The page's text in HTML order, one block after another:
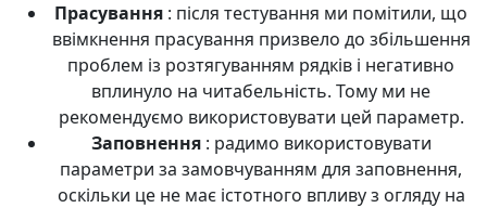
Прасування : після тестування ми помітили, що
ввімкнення прасування призвело до збільшення
проблем із розтягуванням рядків і негативно
вплинуло на читабельність. Тому ми не
рекомендуємо використовувати цей параметр.
Заповнення: радимо використовувати
параметри за замовчуванням для заповнення,
оскільки це не має істотного впливу з огляду на